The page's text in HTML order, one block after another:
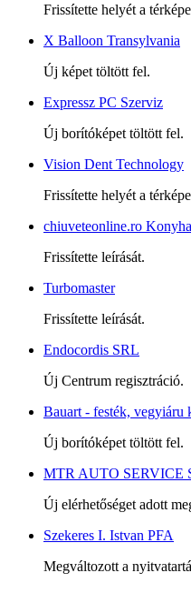
Frissítette helyét a
X Balloon Transylvania
Új képet töltött fel.
Expressz PC Szerviz
Új borítóképet töltött fel.
Vision Dent Technology
Frissítette helyét a
chiuveteonline.ro
Frissítette leírását.
Turbomaster
Frissítette leírását.
Endocordis SRL
Új Centrum regisztráció.
Bauart - festék, vegyiáru
Új borítóképet töltött fel.
MTR AUTO SERVICE
Új elérhetőséget adott
Szekeres I. Istvan PFA
Megváltozott a